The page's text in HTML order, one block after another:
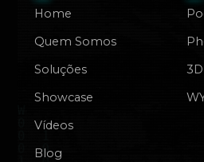
Home
Quem Somos
Soluções
Showcase
Vídeos
Blog